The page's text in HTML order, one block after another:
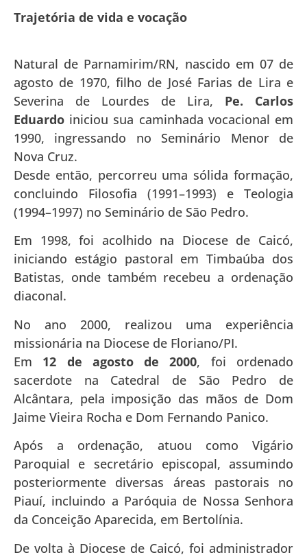
Trajetória de vida e vocação
Natural de Parnamirim/RN, nascido em 07 de
agosto de 1970, filho de José Farias de Lira e
Severina de Lourdes de Lira, Pe. Carlos
Eduardo iniciou sua caminhada vocacional em
1990, ingressando no Seminário Menor de
Nova Cruz.
Desde então, percorreu uma sólida formação,
concluindo Filosofia (1991–1993) e Teologia
(1994–1997) no Seminário de São Pedro.
Em 1998, foi acolhido na Diocese de Caicó,
iniciando estágio pastoral em Timbaúba dos
Batistas, onde também recebeu a ordenação
diaconal.
No ano 2000, realizou uma experiência
missionária na Diocese de Floriano/PI.
Em 12 de agosto de 2000, foi ordenado
sacerdote na Catedral de São Pedro de
Alcântara, pela imposição das mãos de Dom
Jaime Vieira Rocha e Dom Fernando Panico.
Após a ordenação, atuou como Vigário
Paroquial e secretário episcopal, assumindo
posteriormente diversas áreas pastorais no
Piauí, incluindo a Paróquia de Nossa Senhora
da Conceição Aparecida, em Bertolínia.
De volta à Diocese de Caicó, foi administrador